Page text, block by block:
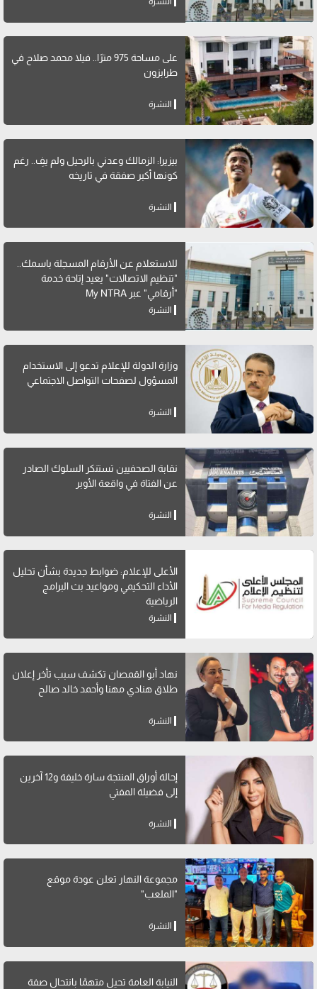
على مساحة 975 مترًا.. فيلا محمد صلاح في
طرابزون
النشرة
بيزيرا: الزمالك وعدني بالرحيل ولم يفِ.. رغم
كونها أكبر صفقة في تاريخه
النشرة
للاستعلام عن الأرقام المسجلة باسمك..
"تنظيم الاتصالات" يعيد إتاحة خدمة
"أرقامي" عبر My NTRA
النشرة
وزارة الدولة للإعلام تدعو إلى الاستخدام
المسؤول لصفحات التواصل الاجتماعي
النشرة
نقابة الصحفيين تستنكر السلوك الصادر
عن الفتاة في واقعة الأوبر
النشرة
الأعلى للإعلام: ضوابط جديدة بشأن تحليل
الأداء التحكيمي ومواعيد بث البرامج
الرياضية
النشرة
نهاد أبو القمصان تكشف سبب تأخر إعلان
طلاق هنادي مهنا وأحمد خالد صالح
النشرة
إحالة أوراق المنتجة سارة خليفة و12 آخرين
إلى فضيلة المفتي
النشرة
مجموعة النهار تعلن عودة موقع
"الملعب"
النشرة
النيابة العامة تحيل متهمًا بانتحال صفة